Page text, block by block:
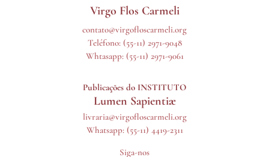
Virgo Flos Carmeli
contato@virgofloscarmeli.org
Teléfono: (55-11) 2971-9048
Whtasapp: (55-11) 2971-9061
Publicações do INSTITUTO
Lumen Sapientiæ
livraria@virgofloscarmeli.org
Whatsapp: (55-11) 4419-2311
Siga-nos